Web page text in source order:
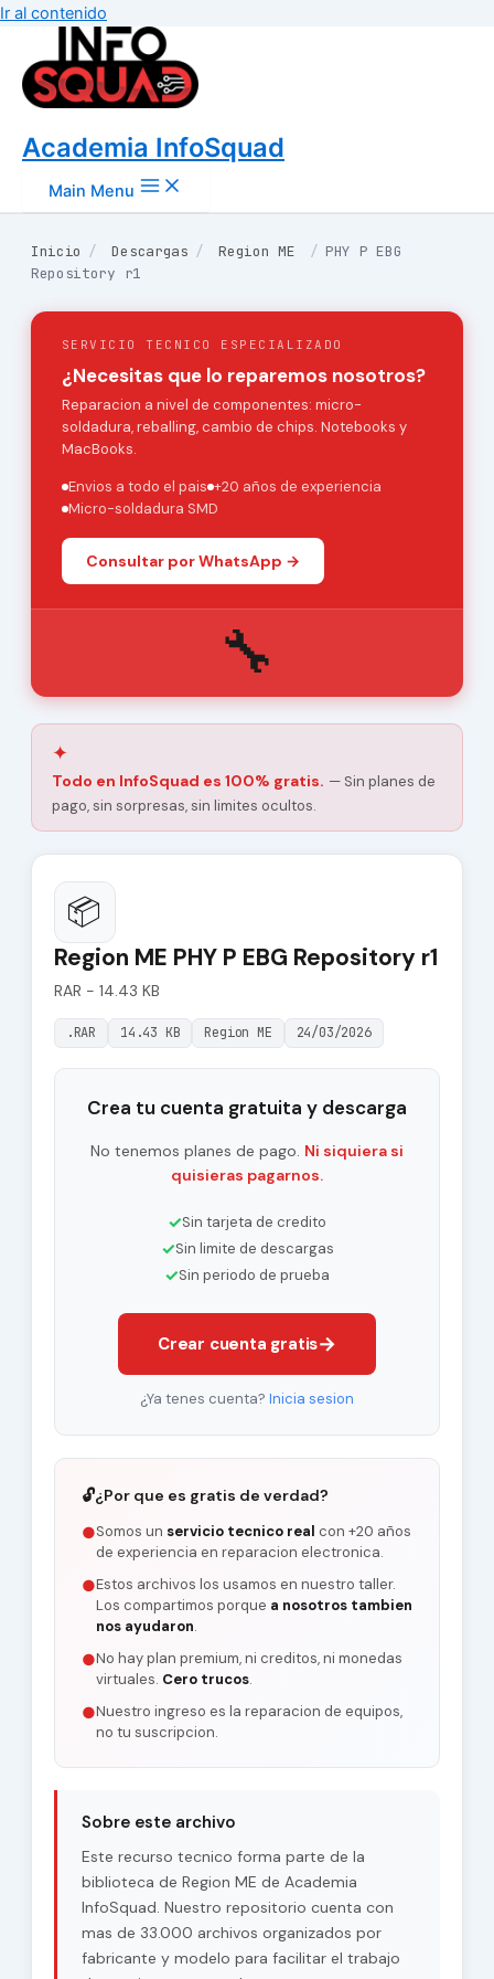
Ir al contenido
Academia InfoSquad
Main Menu
Inicio / Descargas / Region ME / PHY P EBG
Repository r1
SERVICIO TECNICO ESPECIALIZADO
¿Necesitas que lo reparemos nosotros?
Reparacion a nivel de componentes: micro-
soldadura, reballing, cambio de chips. Notebooks y
MacBooks.
Envios a todo el pais +20 años de experiencia
Micro-soldadura SMD
Consultar por WhatsApp →
🔧
✦
Todo en InfoSquad es 100% gratis. — Sin planes de
pago, sin sorpresas, sin limites ocultos.
📦
Region ME PHY P EBG Repository r1
RAR - 14.43 KB
.RAR 14.43 KB Region ME 24/03/2026
Crea tu cuenta gratuita y descarga
No tenemos planes de pago. Ni siquiera si
quisieras pagarnos.
✓Sin tarjeta de credito
✓Sin limite de descargas
✓Sin periodo de prueba
Crear cuenta gratis→
¿Ya tenes cuenta? Inicia sesion
🔓¿Por que es gratis de verdad?
●Somos un servicio tecnico real con +20 años
de experiencia en reparacion electronica.
●Estos archivos los usamos en nuestro taller.
Los compartimos porque a nosotros tambien
nos ayudaron.
●No hay plan premium, ni creditos, ni monedas
virtuales. Cero trucos.
●Nuestro ingreso es la reparacion de equipos,
no tu suscripcion.
Sobre este archivo
Este recurso tecnico forma parte de la
biblioteca de Region ME de Academia
InfoSquad. Nuestro repositorio cuenta con
mas de 33.000 archivos organizados por
fabricante y modelo para facilitar el trabajo